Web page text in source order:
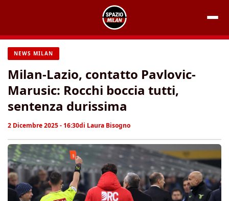
contenuto
NEWS MILAN
Milan-Lazio, contatto Pavlovic-
Marusic: Rocchi boccia tutti,
sentenza durissima
2 Dicembre 2025 - 16:30di Laura Bisogno